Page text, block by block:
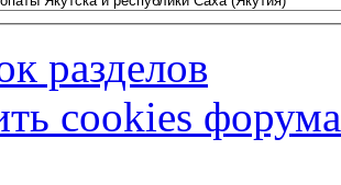
разделов
cookies форума